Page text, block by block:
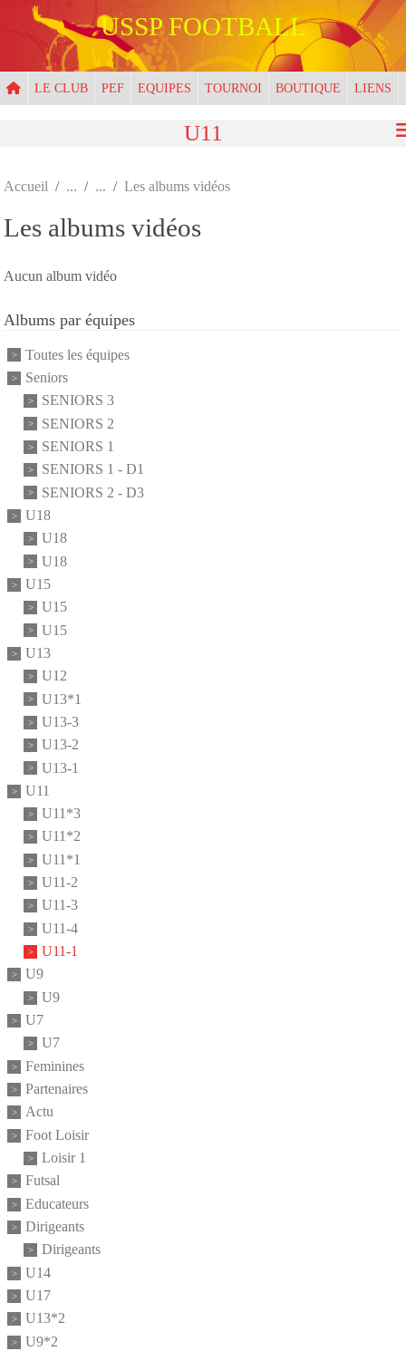
USSP FOOTBALL
LE CLUB PEF EQUIPES TOURNOI BOUTIQUE LIENS
U11
Accueil Les albums vidéos
Les albums vidéos
Aucun album vidéo
Albums par équipes
Toutes les équipes
Seniors
SENIORS 3
SENIORS 2
SENIORS 1
SENIORS 1 - D1
SENIORS 2 - D3
U18
U18
U18
U15
U15
U15
U13
U12
U13*1
U13-3
U13-2
U13-1
U11
U11*3
U11*2
U11*1
U11-2
U11-3
U11-4
U11-1
U9
U9
U7
U7
Feminines
Partenaires
Actu
Foot Loisir
Loisir 1
Futsal
Educateurs
Dirigeants
Dirigeants
U14
U17
U13*2
U9*2
Panneau de gestion des cookies